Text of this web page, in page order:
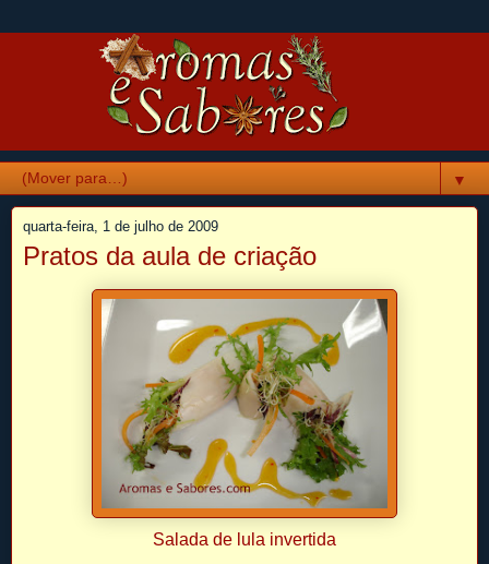
▼
quarta-feira, 1 de julho de 2009
Pratos da aula de criação
Salada de lula invertida